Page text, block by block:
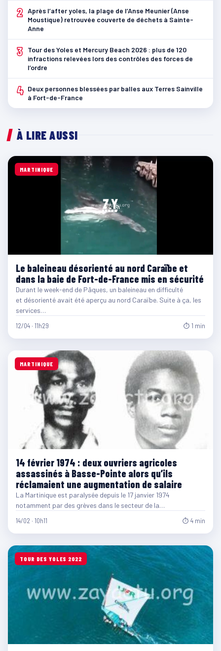
2 Après l’after yoles, la plage de l’Anse Meunier (Anse
Moustique) retrouvée couverte de déchets à Sainte-
Anne
3
Tour des Yoles et Mercury Beach 2026 : plus de 120
infractions relevées lors des contrôles des forces de
l’ordre
4 Deux personnes blessées par balles aux Terres Sainville
à Fort-de-France
À LIRE AUSSI
MARTINIQUE
Le baleineau désorienté au nord Caraïbe et
dans la baie de Fort-de-France mis en sécurité
Durant le week-end de Pâques, un baleineau en difficulté
et désorienté avait été aperçu au nord Caraïbe. Suite à ça, les
services…
12/04 · 11h29 ⏱ 1 min
MARTINIQUE
14 février 1974 : deux ouvriers agricoles
assassinés à Basse-Pointe alors qu’ils
réclamaient une augmentation de salaire
La Martinique est paralysée depuis le 17 janvier 1974
notamment par des grèves dans le secteur de la…
14/02 · 10h11 ⏱ 4 min
TOUR DES YOLES 2022